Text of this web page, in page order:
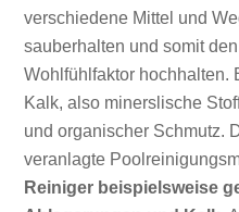
verschiedene Mittel und
sauberhalten und somit
Wohlfühlfaktor hochhalten.
Kalk, also minerslische
und organischer Schmutz.
veranlagte
Reiniger beispielsweise